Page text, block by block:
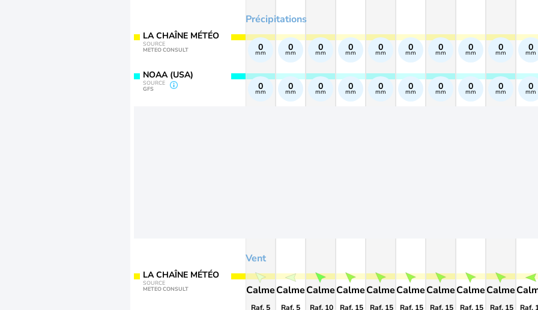
LA CHAÎNE MÉTÉO
SOURCE
METEO CONSULT
NOAA (USA)
SOURCE
GFS
LA CHAÎNE MÉTÉO
SOURCE
METEO CONSULT
Précipitations
Vent
0
mm
0
mm
Calme
Raf. 5
0
mm
0
mm
Calme
Raf. 5
0
mm
0
mm
Calme
Raf. 10
0
mm
0
mm
Calme
Raf. 15
0
mm
0
mm
Calme
Raf. 15
0
mm
0
mm
Calme
Raf. 15
0
mm
0
mm
Calme
Raf. 15
0
mm
0
mm
Calme
Raf. 15
0
mm
0
mm
Calme
Raf. 15
0
mm
0
mm
Raf.